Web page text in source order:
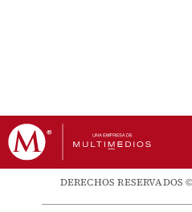
DERECHOS RESERVADOS